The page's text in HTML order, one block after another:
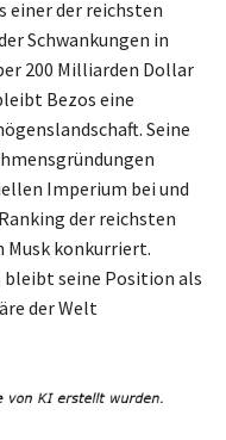
einer der reichsten
Schwankungen in
200 Milliarden Dollar
Bezos eine
Seine
Imperium bei und
der reichsten
Musk konkurriert.
bleibt seine Position als
der Welt